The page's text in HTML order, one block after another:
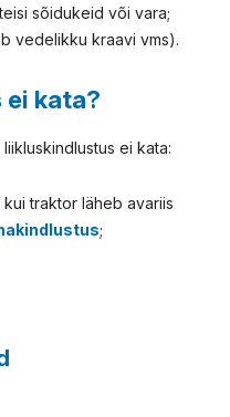
sõidukeid või vara;
vedelikku kraavi vms).
kata?
ei kata:
kui traktor läheb avariis
;